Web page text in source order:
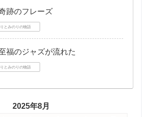
跡のフレーズ
とみのりの物語
福のジャズが流れた
とみのりの物語
2025年8月